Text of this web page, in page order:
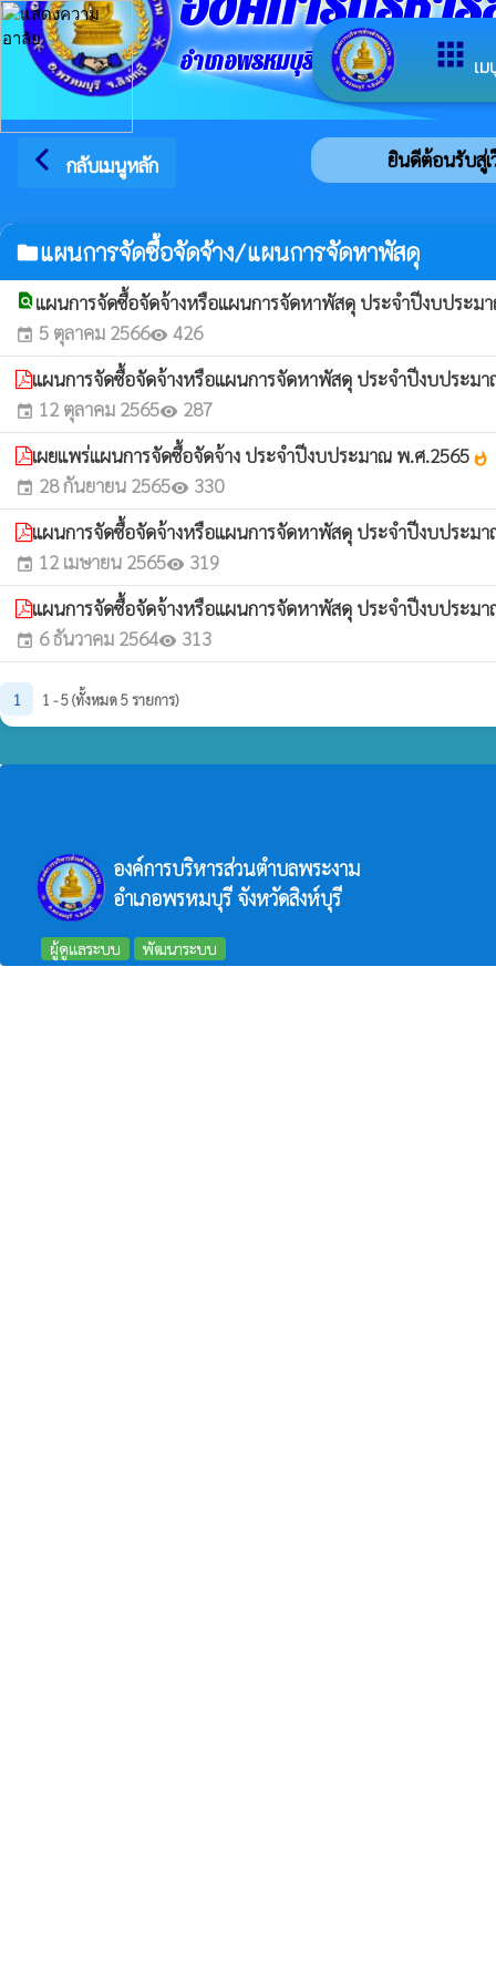
apps เ
อำเภอพรหมบุรี จังหวัดสิงห์บุรี
arrow_back_ios กลับเมนูหลัก ยินดีต้อนรับสู่เ
folderแผนการจัดซื้อจัดจ้าง/แผนการจัดหาพัสดุ
find_in_page แผนการจัดซื้อจัดจ้างหรือแผนการจัดหาพัสดุ ประจำปีงบประ
event 5 ตุลาคม 2566visibility 426
แผนการจัดซื้อจัดจ้างหรือแผนการจัดหาพัสดุ ประจำปีงบประม
event 12 ตุลาคม 2565visibility 287
เผยแพร่แผนการจัดซื้อจัดจ้าง ประจำปีงบประมาณ พ.ศ.2565 whatshot
event 28 กันยายน 2565visibility 330
แผนการจัดซื้อจัดจ้างหรือแผนการจัดหาพัสดุ ประจำปีงบประม
event 12 เมษายน 2565visibility 319
แผนการจัดซื้อจัดจ้างหรือแผนการจัดหาพัสดุ ประจำปีงบประม
event 6 ธันวาคม 2564visibility 313
1 1 - 5 (ทั้งหมด 5 รายการ)
องค์การบริหารส่วนตำบลพระงาม
อำเภอพรหมบุรี จังหวัดสิงห์บุรี
ผู้ดูแลระบบ พัฒนาระบบ